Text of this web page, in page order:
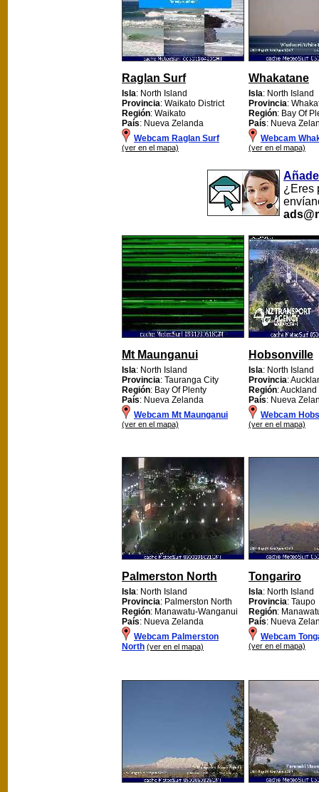
Raglan Surf
Isla: North Island
Provincia: Waikato District
Región: Waikato
País: Nueva Zelanda
Webcam Raglan Surf
(ver en el mapa)
Whakatane
Isla: North Island
Provincia:
Región: Bay Of
País: Nueva
Webcam
(ver en el mapa)
¿Eres
Mt Maunganui
Isla: North Island
Provincia: Tauranga City
Región: Bay Of Plenty
País: Nueva Zelanda
Webcam Mt Maunganui
(ver en el mapa)
Hobsonville
Isla: North Island
Provincia:
Región: Auckland
País: Nueva
Webcam
(ver en el mapa)
Palmerston North
Isla: North Island
Provincia: Palmerston North
Región: Manawatu-Wanganui
País: Nueva Zelanda
Webcam Palmerston
North (ver en el mapa)
Tongariro
Isla: North Island
Provincia: Taupo
Región:
País: Nueva
Webcam
(ver en el mapa)